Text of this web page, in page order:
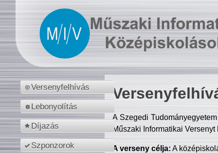
Versenyfelhívás
Lebonyolítás
Díjazás
Szponzorok
A Szegedi
Műszaki Informatikai
A verseny célja: A